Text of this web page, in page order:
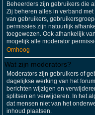
Beheerders zijn gebruikers die
Zij beheren alles in verband
van gebruikers,
permissies zijn natuurlijk
toegewezen. Ook afhankelijk
mogelijk alle moderator
Omhoog
Wat zijn moderators?
Moderators zijn gebruikers of
dagelijkse werking van het
berichten wijzigen en
splitsen en verwijderen. In het
dat mensen niet van het
inhoud plaatsen.